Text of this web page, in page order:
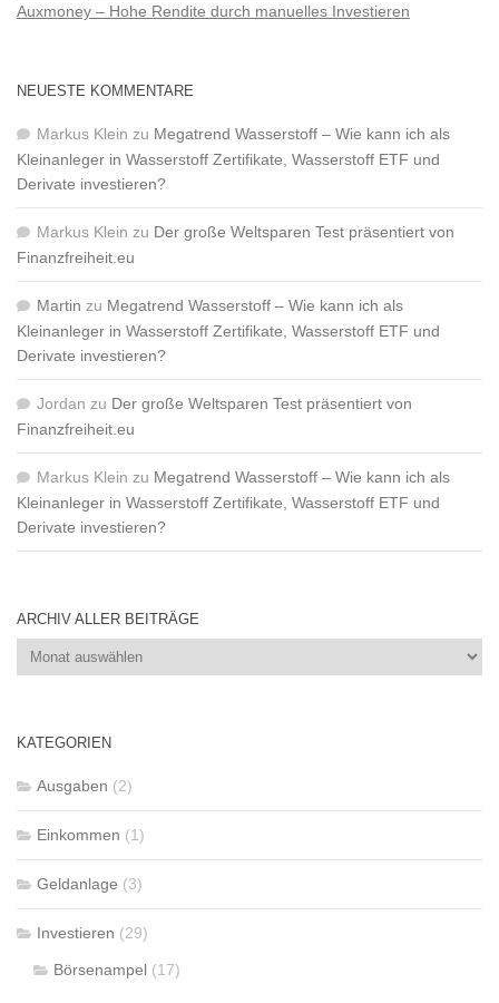
Auxmoney – Hohe Rendite durch manuelles Investieren
NEUESTE KOMMENTARE
Markus Klein zu Megatrend Wasserstoff – Wie kann ich als
Kleinanleger in Wasserstoff Zertifikate, Wasserstoff ETF und
Derivate investieren?
Markus Klein zu Der große Weltsparen Test präsentiert von
Finanzfreiheit.eu
Martin zu Megatrend Wasserstoff – Wie kann ich als
Kleinanleger in Wasserstoff Zertifikate, Wasserstoff ETF und
Derivate investieren?
Jordan zu Der große Weltsparen Test präsentiert von
Finanzfreiheit.eu
Markus Klein zu Megatrend Wasserstoff – Wie kann ich als
Kleinanleger in Wasserstoff Zertifikate, Wasserstoff ETF und
Derivate investieren?
ARCHIV ALLER BEITRÄGE
Archiv
aller
KATEGORIEN
Ausgaben (2)
Einkommen (1)
Geldanlage (3)
Investieren (29)
Börsenampel (17)